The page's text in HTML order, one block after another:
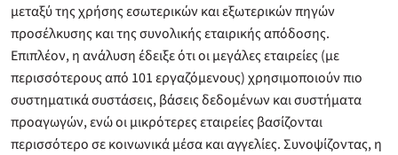
μεταξύ της χρήσης εσωτερικών και εξωτερικών πηγών
προσέλκυσης και της συνολικής εταιρικής απόδοσης.
Επιπλέον, η ανάλυση έδειξε ότι οι μεγάλες εταιρείες (με
περισσότερους από 101 εργαζόμενους) χρησιμοποιούν πιο
συστηματικά συστάσεις, βάσεις δεδομένων και συστήματα
προαγωγών, ενώ οι μικρότερες εταιρείες βασίζονται
περισσότερο σε κοινωνικά μέσα και αγγελίες. Συνοψίζοντας, η